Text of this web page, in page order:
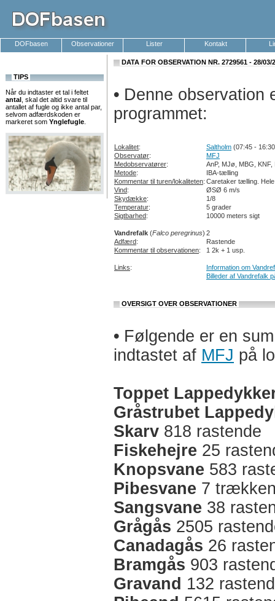
DOFbasen Observationer Lister Kontakt
TIPS
Når du indtaster et tal i feltet
antal , skal det altid svare til
antallet af fugle og ikke antal par,
selvom adfærdskoden er
markeret som Ynglefugle
DATA FOR OBSERVATION NR. 2729561 - 28/03/
• Denne observation
programmet:
Lokalitet: Saltholm (07:45 -
Observatør:
MFJ
Medobservatører:
AnP, MJø, MBG, KNF,
Metode:
IBA-tælling
Kommentar til turen/lokaliteten: Caretaker tælling.
Vind:
ØSØ 6 m/s
Skydække:
1/8
Temperatur:
5 grader
Sigtbarhed: 10000 meters sigt
Vandrefalk (Falco peregrinus) 2
Adfærd:
Rastende
Kommentar til observationen: 1 2k + 1 usp.
Links:
Information om
Billeder af Vandrefalk
OVERSIGT OVER OBSERVATIONER
• Følgende er en
indtastet af MFJ på
Toppet
Gråstrubet
Skarv 818 rastende
Fiskehejre 25
Knopsvane 583
Pibesvane 7
Sangsvane 38
Grågås 2505
Canadagås 26
Bramgås 903
Gravand 132